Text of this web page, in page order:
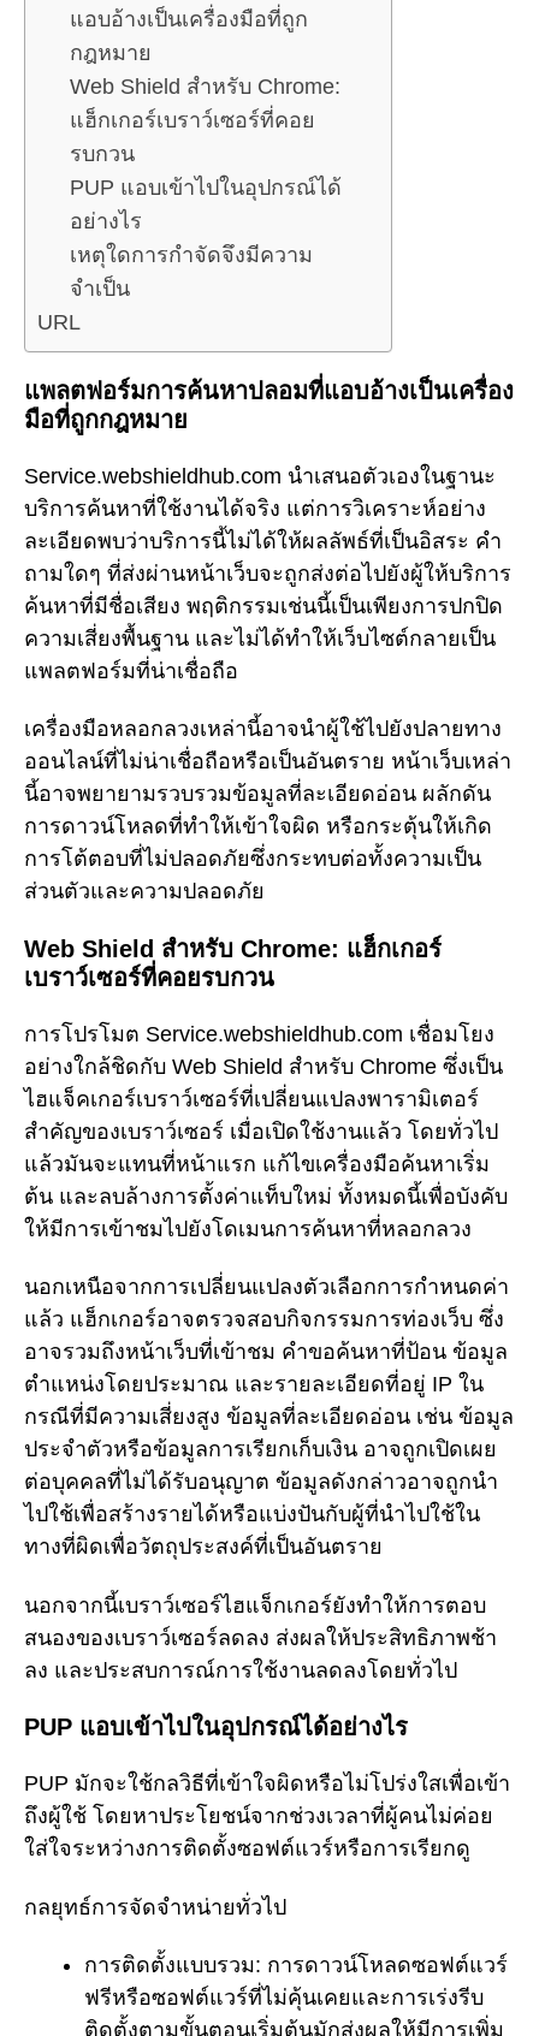
แอบอ้างเป็นเครื่องมือที่ถูก
กฎหมาย
Web Shield สำหรับ Chrome:
แฮ็กเกอร์เบราว์เซอร์ที่คอย
รบกวน
PUP แอบเข้าไปในอุปกรณ์ได้
อย่างไร
เหตุใดการกำจัดจึงมีความ
จำเป็น
URL
แพลตฟอร์มการค้นหาปลอมที่แอบอ้างเป็นเครื่อง
มือที่ถูกกฎหมาย
Service.webshieldhub.com นำเสนอตัวเองในฐานะ
บริการค้นหาที่ใช้งานได้จริง แต่การวิเคราะห์อย่าง
ละเอียดพบว่าบริการนี้ไม่ได้ให้ผลลัพธ์ที่เป็นอิสระ คำ
ถามใดๆ ที่ส่งผ่านหน้าเว็บจะถูกส่งต่อไปยังผู้ให้บริการ
ค้นหาที่มีชื่อเสียง พฤติกรรมเช่นนี้เป็นเพียงการปกปิด
ความเสี่ยงพื้นฐาน และไม่ได้ทำให้เว็บไซต์กลายเป็น
แพลตฟอร์มที่น่าเชื่อถือ
เครื่องมือหลอกลวงเหล่านี้อาจนำผู้ใช้ไปยังปลายทาง
ออนไลน์ที่ไม่น่าเชื่อถือหรือเป็นอันตราย หน้าเว็บเหล่า
นี้อาจพยายามรวบรวมข้อมูลที่ละเอียดอ่อน ผลักดัน
การดาวน์โหลดที่ทำให้เข้าใจผิด หรือกระตุ้นให้เกิด
การโต้ตอบที่ไม่ปลอดภัยซึ่งกระทบต่อทั้งความเป็น
ส่วนตัวและความปลอดภัย
Web Shield สำหรับ Chrome: แฮ็กเกอร์
เบราว์เซอร์ที่คอยรบกวน
การโปรโมต Service.webshieldhub.com เชื่อมโยง
อย่างใกล้ชิดกับ Web Shield สำหรับ Chrome ซึ่งเป็น
ไฮแจ็คเกอร์เบราว์เซอร์ที่เปลี่ยนแปลงพารามิเตอร์
สำคัญของเบราว์เซอร์ เมื่อเปิดใช้งานแล้ว โดยทั่วไป
แล้วมันจะแทนที่หน้าแรก แก้ไขเครื่องมือค้นหาเริ่ม
ต้น และลบล้างการตั้งค่าแท็บใหม่ ทั้งหมดนี้เพื่อบังคับ
ให้มีการเข้าชมไปยังโดเมนการค้นหาที่หลอกลวง
นอกเหนือจากการเปลี่ยนแปลงตัวเลือกการกำหนดค่า
แล้ว แฮ็กเกอร์อาจตรวจสอบกิจกรรมการท่องเว็บ ซึ่ง
อาจรวมถึงหน้าเว็บที่เข้าชม คำขอค้นหาที่ป้อน ข้อมูล
ตำแหน่งโดยประมาณ และรายละเอียดที่อยู่ IP ใน
กรณีที่มีความเสี่ยงสูง ข้อมูลที่ละเอียดอ่อน เช่น ข้อมูล
ประจำตัวหรือข้อมูลการเรียกเก็บเงิน อาจถูกเปิดเผย
ต่อบุคคลที่ไม่ได้รับอนุญาต ข้อมูลดังกล่าวอาจถูกนำ
ไปใช้เพื่อสร้างรายได้หรือแบ่งปันกับผู้ที่นำไปใช้ใน
ทางที่ผิดเพื่อวัตถุประสงค์ที่เป็นอันตราย
นอกจากนี้เบราว์เซอร์ไฮแจ็กเกอร์ยังทำให้การตอบ
สนองของเบราว์เซอร์ลดลง ส่งผลให้ประสิทธิภาพช้า
ลง และประสบการณ์การใช้งานลดลงโดยทั่วไป
PUP แอบเข้าไปในอุปกรณ์ได้อย่างไร
PUP มักจะใช้กลวิธีที่เข้าใจผิดหรือไม่โปร่งใสเพื่อเข้า
ถึงผู้ใช้ โดยหาประโยชน์จากช่วงเวลาที่ผู้คนไม่ค่อย
ใส่ใจระหว่างการติดตั้งซอฟต์แวร์หรือการเรียกดู
กลยุทธ์การจัดจำหน่ายทั่วไป
การติดตั้งแบบรวม: การดาวน์โหลดซอฟต์แวร์
ฟรีหรือซอฟต์แวร์ที่ไม่คุ้นเคยและการเร่งรีบ
ติดตั้งตามขั้นตอนเริ่มต้นมักส่งผลให้มีการเพิ่ม